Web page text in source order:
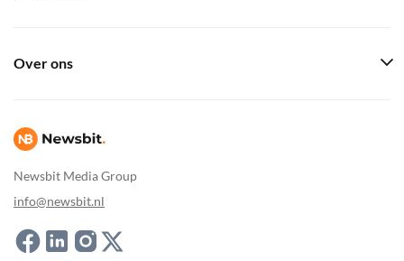
Newsbit Media Group
info@newsbit.nl
Over ons